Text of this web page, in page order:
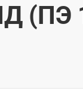
(ПЭ